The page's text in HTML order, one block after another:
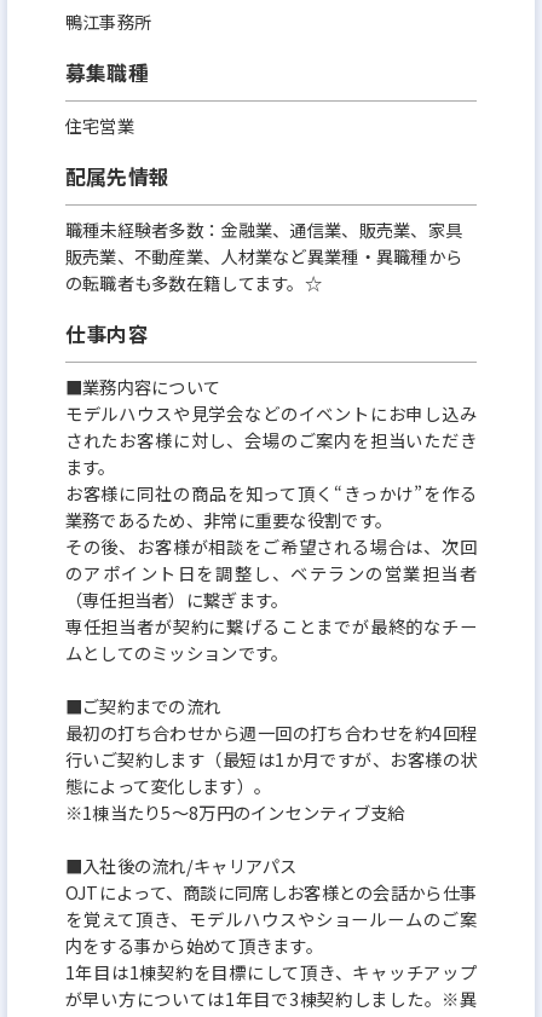
鴨江事務所
募集職種
住宅営業
配属先情報
職種未経験者多数：金融業、通信業、販売業、家具
販売業、不動産業、人材業など異業種・異職種から
の転職者も多数在籍してます。☆
仕事内容
■業務内容について
モデルハウスや見学会などのイベントにお申し込み
されたお客様に対し、会場のご案内を担当いただき
ます。
お客様に同社の商品を知って頂く“きっかけ”を作る
業務であるため、非常に重要な役割です。
その後、お客様が相談をご希望される場合は、次回
のアポイント日を調整し、ベテランの営業担当者
（専任担当者）に繋ぎます。
専任担当者が契約に繋げることまでが最終的なチー
ムとしてのミッションです。
■ご契約までの流れ
最初の打ち合わせから週一回の打ち合わせを約4回程
行いご契約します（最短は1か月ですが、お客様の状
態によって変化します）。
※1棟当たり5～8万円のインセンティブ支給
■入社後の流れ/キャリアパス
OJTによって、商談に同席しお客様との会話から仕事
を覚えて頂き、モデルハウスやショールームのご案
内をする事から始めて頂きます。
1年目は1棟契約を目標にして頂き、キャッチアップ
が早い方については1年目で3棟契約しました。※異